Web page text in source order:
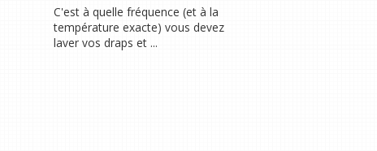
C'est à quelle fréquence (et à la
température exacte) vous devez
laver vos draps et ...